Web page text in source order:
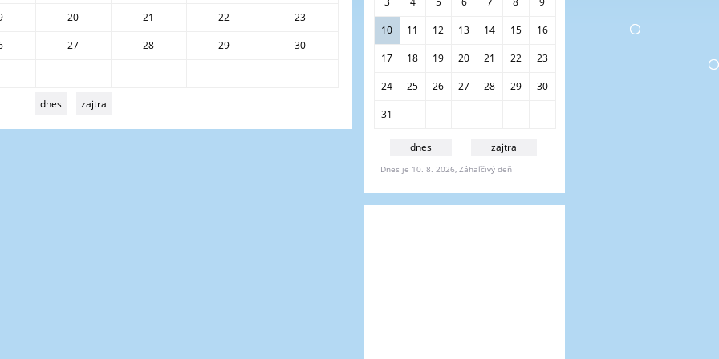
20 21 22 23
27 28 29 30
dnes zajtra
e
10 11 12 13 14 15 16
17 18 19 20 21 22 23
24 25 26 27 28 29 30
31
dnes zajtra
Dnes je 10. 8. 2026, Záhaľčivý deň